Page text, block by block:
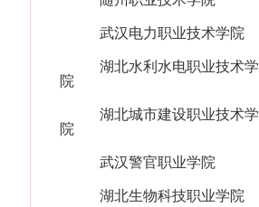
武汉电力职业技术学院
湖北水利水电职业技术学
院
湖北城市建设职业技术学
院
武汉警官职业学院
湖北生物科技职业学院